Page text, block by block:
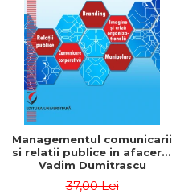
ADMINISTRATIVE
ȘTIINȚE ECONOMICE
ȘTIINȚE EXACTE
EDUCAȚIE FIZICĂ ȘI SPORT
PREUNIVERSITARIA
TIMP LIBER
ÎN CURS DE APARIȚIE
NOUTĂȚI
PACHETE DE STUDIU
Cum Cumpăr
Livrare
Politica de Retur
Formular de Retur
Distribuitori
Managementul comunicarii
si relatii publice in afaceri -
Vadim Dumitrascu
37,00 Lei